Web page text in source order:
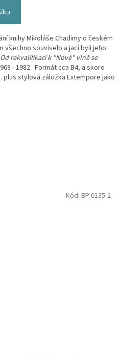
knihy Mikoláše Chadimy o českém
všechno souviselo a jací byli jeho
Od rekvalifikací k "Nové" vlně se
- 1982. Formát cca B4, a skoro
stylová záložka Extempore jako
Kód: BP 0135-2